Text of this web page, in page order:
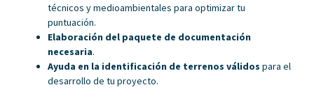
técnicos y medioambientales para optimizar tu
puntuación.
Elaboración del paquete de documentación
necesaria.
Ayuda en la identificación de terrenos válidos para el
desarrollo de tu proyecto.